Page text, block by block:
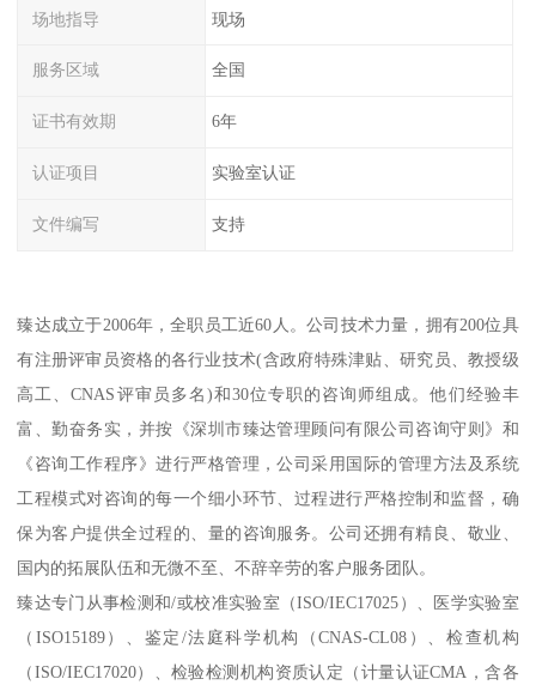
场地指导 现场
服务区域 全国
证书有效期 6年
认证项目 实验室认证
文件编写 支持
臻达成立于2006年，全职员工近60人。公司技术力量，拥有200位具
有注册评审员资格的各行业技术(含政府特殊津贴、研究员、教授级
高工、CNAS评审员多名)和30位专职的咨询师组成。他们经验丰
富、勤奋务实，并按《深圳市臻达管理顾问有限公司咨询守则》和
《咨询工作程序》进行严格管理，公司采用国际的管理方法及系统
工程模式对咨询的每一个细小环节、过程进行严格控制和监督，确
保为客户提供全过程的、量的咨询服务。公司还拥有精良、敬业、
国内的拓展队伍和无微不至、不辞辛劳的客户服务团队。
臻达专门从事检测和/或校准实验室（ISO/IEC17025）、医学实验室
（ISO15189）、鉴定/法庭科学机构（CNAS-CL08）、检查机构
（ISO/IEC17020）、检验检测机构资质认定（计量认证CMA，含各